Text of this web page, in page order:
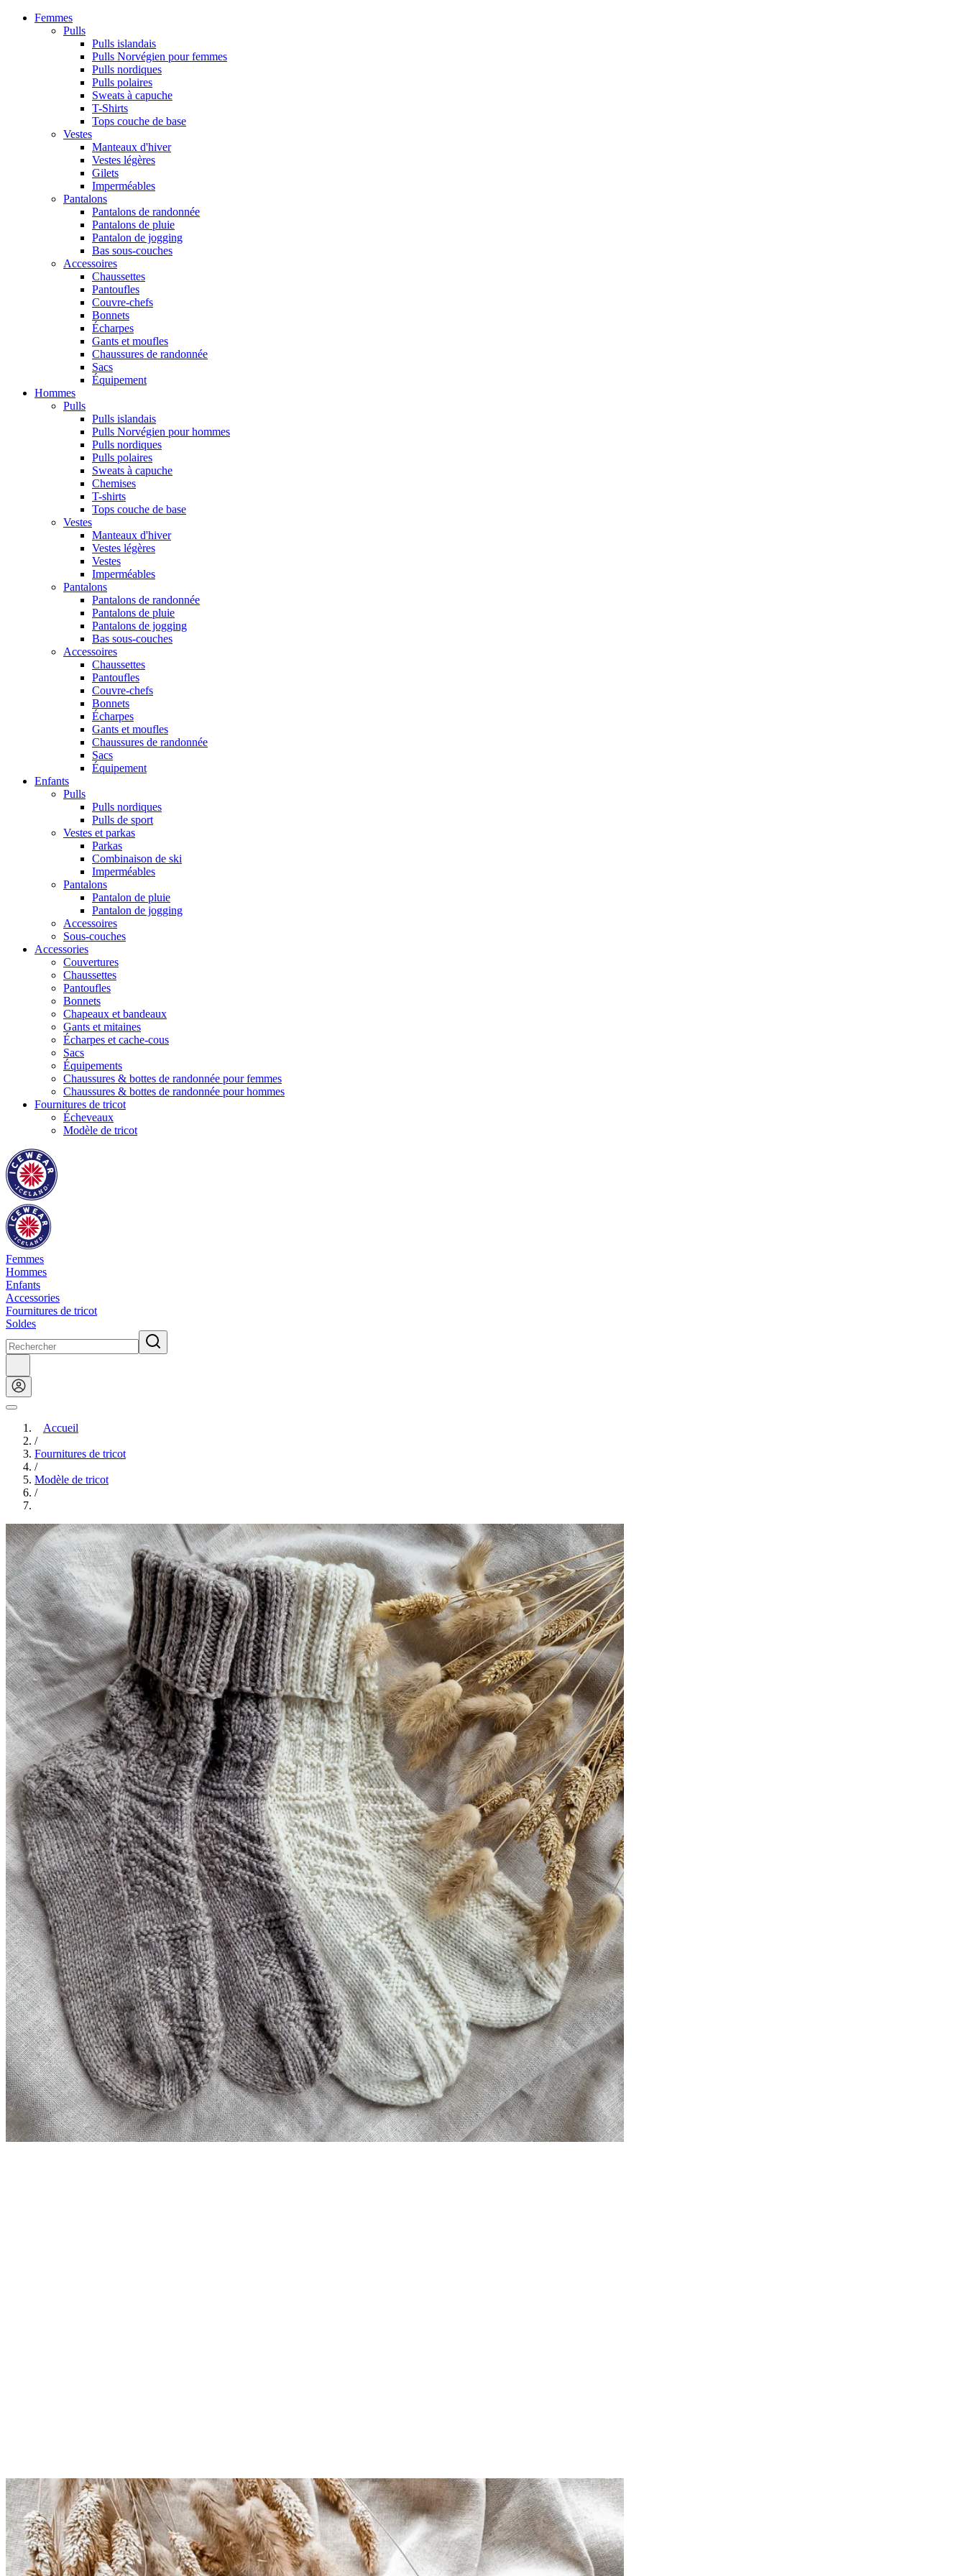
Femmes
Pulls
Pulls islandais
Pulls Norvégien pour femmes
Pulls nordiques
Pulls polaires
Sweats à capuche
T-Shirts
Tops couche de base
Vestes
Manteaux d'hiver
Vestes légères
Gilets
Imperméables
Pantalons
Pantalons de randonnée
Pantalons de pluie
Pantalon de jogging
Bas sous-couches
Accessoires
Chaussettes
Pantoufles
Couvre-chefs
Bonnets
Écharpes
Gants et moufles
Chaussures de randonnée
Sacs
Équipement
Hommes
Pulls
Pulls islandais
Pulls Norvégien pour hommes
Pulls nordiques
Pulls polaires
Sweats à capuche
Chemises
T-shirts
Tops couche de base
Vestes
Manteaux d'hiver
Vestes légères
Vestes
Imperméables
Pantalons
Pantalons de randonnée
Pantalons de pluie
Pantalons de jogging
Bas sous-couches
Accessoires
Chaussettes
Pantoufles
Couvre-chefs
Bonnets
Écharpes
Gants et moufles
Chaussures de randonnée
Sacs
Équipement
Enfants
Pulls
Pulls nordiques
Pulls de sport
Vestes et parkas
Parkas
Combinaison de ski
Imperméables
Pantalons
Pantalon de pluie
Pantalon de jogging
Accessoires
Sous-couches
Accessories
Couvertures
Chaussettes
Pantoufles
Bonnets
Chapeaux et bandeaux
Gants et mitaines
Écharpes et cache-cous
Sacs
Équipements
Chaussures & bottes de randonnée pour femmes
Chaussures & bottes de randonnée pour hommes
Fournitures de tricot
Écheveaux
Modèle de tricot
Femmes
Hommes
Enfants
Accessories
Fournitures de tricot
Soldes
Accueil
/
Fournitures de tricot
/
Modèle de tricot
/